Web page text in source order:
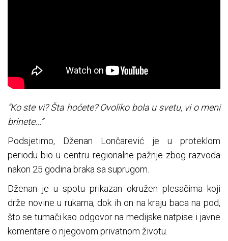
“Ko ste vi? Šta hoćete? Ovoliko bola u svetu, vi o meni
brinete...”
Podsjetimo, Dženan Lončarević je u proteklom
periodu bio u centru regionalne pažnje zbog razvoda
nakon 25 godina braka sa suprugom.
Dženan je u spotu prikazan okružen plesačima koji
drže novine u rukama, dok ih on na kraju baca na pod,
što se tumači kao odgovor na medijske natpise i javne
komentare o njegovom privatnom životu.